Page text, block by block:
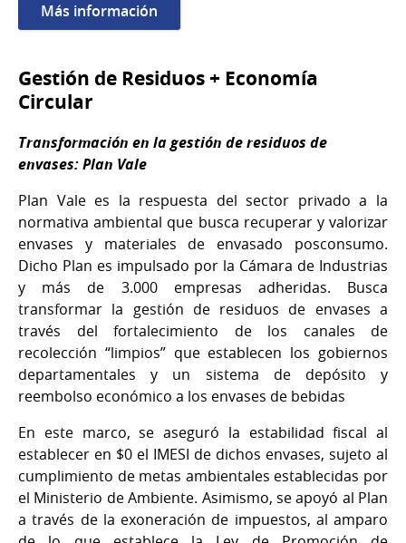
Más información
Gestión de Residuos + Economía
Circular
Transformación en la gestión de residuos de
envases: Plan Vale
Plan Vale es la respuesta del sector privado a la
normativa ambiental que busca recuperar y valorizar
envases y materiales de envasado posconsumo.
Dicho Plan es impulsado por la Cámara de Industrias
y más de 3.000 empresas adheridas. Busca
transformar la gestión de residuos de envases a
través del fortalecimiento de los canales de
recolección “limpios” que establecen los gobiernos
departamentales y un sistema de depósito y
reembolso económico a los envases de bebidas
En este marco, se aseguró la estabilidad fiscal al
establecer en $0 el IMESI de dichos envases, sujeto al
cumplimiento de metas ambientales establecidas por
el Ministerio de Ambiente. Asimismo, se apoyó al Plan
a través de la exoneración de impuestos, al amparo